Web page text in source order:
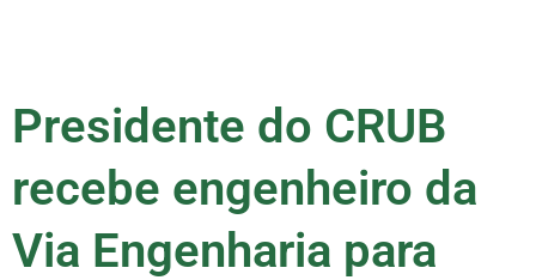
Presidente do CRUB
recebe engenheiro da
Via Engenharia para